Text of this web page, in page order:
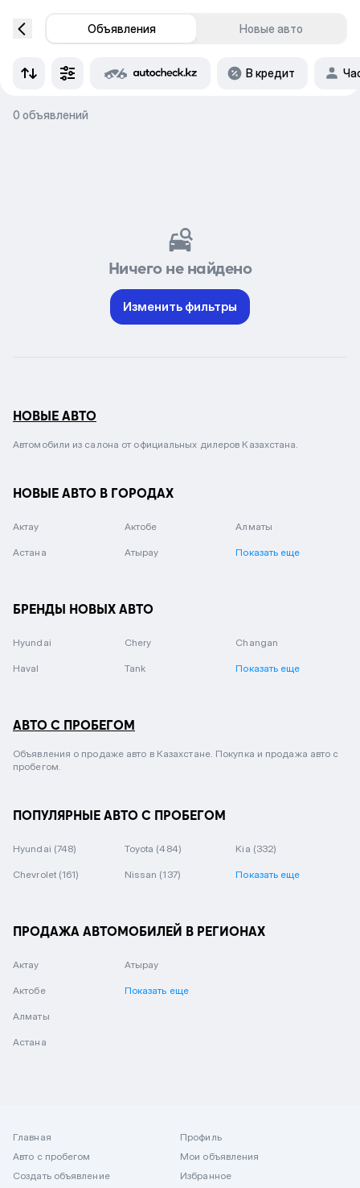
Объявления Новые авто
В кредит
0 объявлений
Ничего не найдено
Изменить фильтры
НОВЫЕ АВТО
Автомобили из салона от официальных дилеров Казахстана.
НОВЫЕ АВТО В ГОРОДАХ
Актау Актобе Алматы
Астана Атырау Показать еще
БРЕНДЫ НОВЫХ АВТО
Hyundai Chery Changan
Haval Tank Показать еще
АВТО С ПРОБЕГОМ
Объявления о продаже авто в Казахстане. Покупка и продажа авто с
пробегом.
ПОПУЛЯРНЫЕ АВТО С ПРОБЕГОМ
Hyundai (748) Toyota (484) Kia (332)
Chevrolet (161) Nissan (137) Показать еще
ПРОДАЖА АВТОМОБИЛЕЙ В РЕГИОНАХ
Актау
Актобе
Алматы
Астана
Атырау
Показать еще
Главная
Авто с пробегом
Создать объявление
Профиль
Мои объявления
Избранное